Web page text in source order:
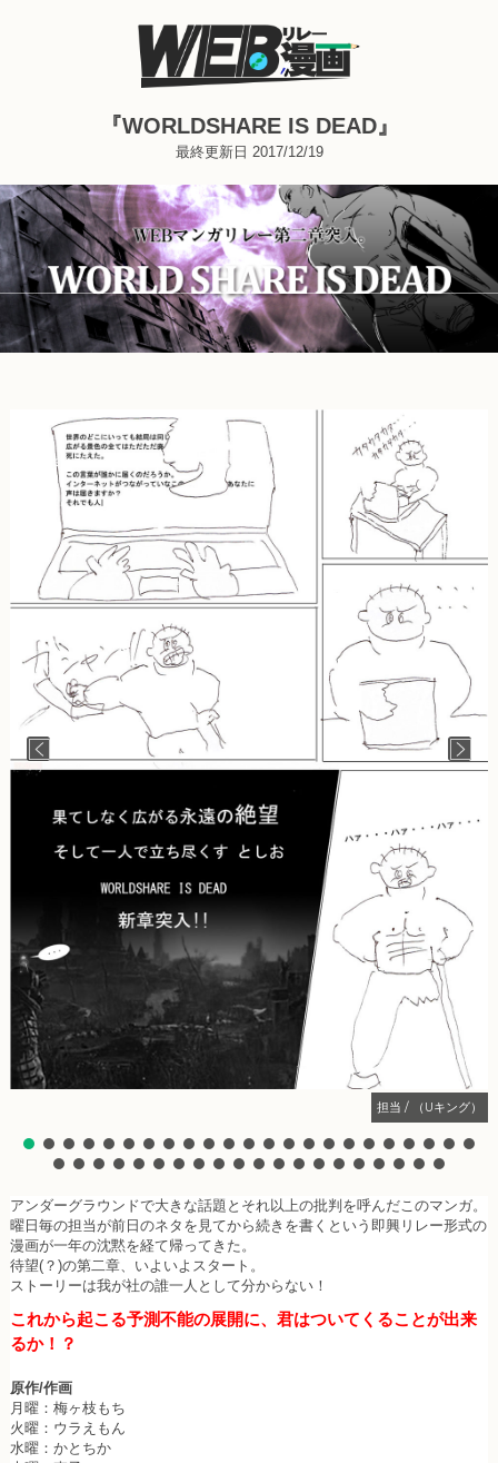
『WORLDSHARE IS DEAD』
最終更新日 2017/12/19
担当 / （Uキング）
アンダーグラウンドで大きな話題とそれ以上の批判を呼んだこのマンガ。
曜日毎の担当が前日のネタを見てから続きを書くという即興リレー形式の
漫画が一年の沈黙を経て帰ってきた。
待望(？)の第二章、いよいよスタート。
ストーリーは我が社の誰一人として分からない！
これから起こる予測不能の展開に、君はついてくることが出来
るか！？
原作/作画
月曜：梅ヶ枝もち
火曜：ウラえもん
水曜：かとちか